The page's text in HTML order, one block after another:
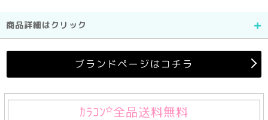
商品詳細はクリック
ブランドページはコチラ
ｶﾗｺﾝ 全品送料無料